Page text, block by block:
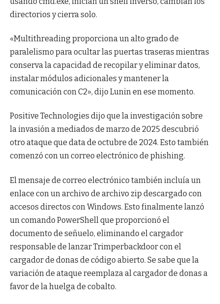
directorios y cierra solo.
«Multithreading proporciona un alto grado de
paralelismo para ocultar las puertas traseras mientras
conserva la capacidad de recopilar y eliminar datos,
instalar módulos adicionales y mantener la
comunicación con C2», dijo Lunin en ese momento.
Positive Technologies dijo que la investigación sobre
la invasión a mediados de marzo de 2025 descubrió
otro ataque que data de octubre de 2024. Esto también
comenzó con un correo electrónico de phishing.
El mensaje de correo electrónico también incluía un
enlace con un archivo de archivo zip descargado con
accesos directos con Windows. Esto finalmente lanzó
un comando PowerShell que proporcionó el
documento de señuelo, eliminando el cargador
responsable de lanzar Trimperbackdoor con el
cargador de donas de código abierto. Se sabe que la
variación de ataque reemplaza al cargador de donas a
favor de la huelga de cobalto.